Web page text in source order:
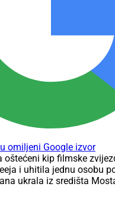
omiljeni Google izvor
oštećeni kip filmske
i uhitila jednu osobu
ukrala iz središta